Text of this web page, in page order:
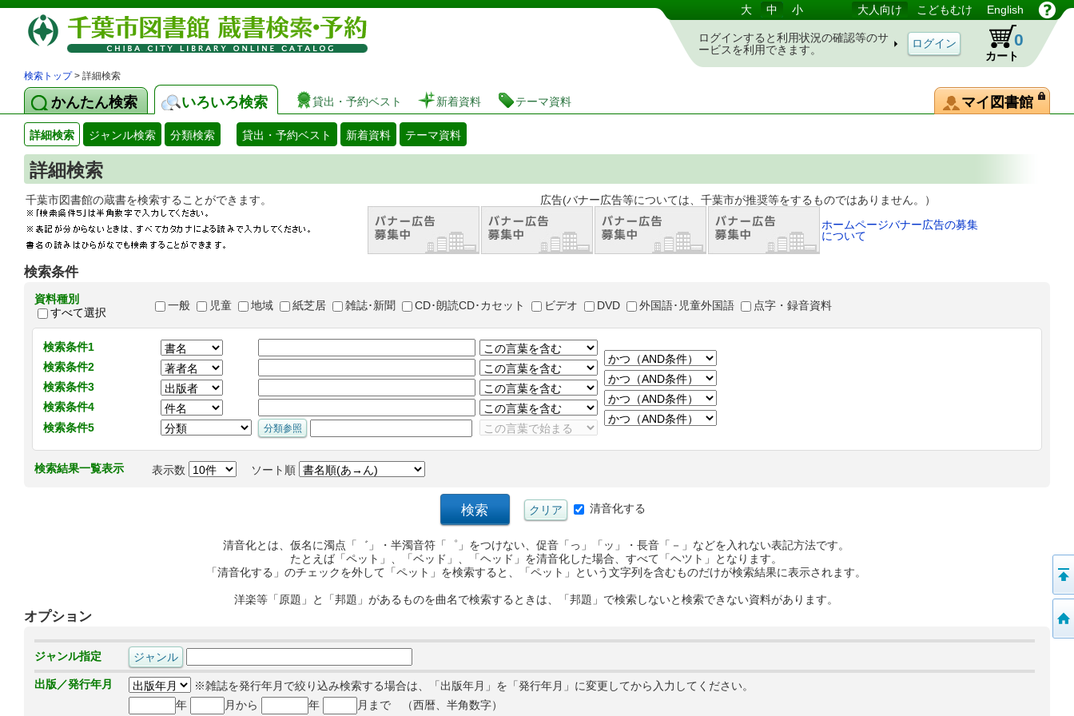
図書館 蔵書検索・予約システム 大 中 小 大人向け こどもむけ English
ログインすると利用状況の確認等のサ
ービスを利用できます。
カート
0
検索トップ> 詳細検索
かんたん検索 いろいろ検索 貸出・予約ベスト 新着資料 テーマ資料 マイ図書館
詳細検索 ジャンル検索 分類検索 貸出・予約ベスト 新着資料 テーマ資料
詳細検索
千葉市図書館の蔵書を検索することができます。 広告(バナー広告等については、千葉市が推奨等をするものではありません。）
ホームページバナー広告の募集
について
検索条件
資料種別
すべて選択
一般 児童 地域 紙芝居 雑誌･新聞 CD･朗読CD･カセット ビデオ DVD 外国語･児童外国語 点字・録音資料
検索条件1
検索条件2
検索条件3
検索条件4
検索条件5
検索結果一覧表示 表示数 ソート順
清音化する
清音化とは、仮名に濁点「゛」・半濁音符「゜」をつけない、促音「っ」「ッ」・長音「－」などを入れない表記方法です。
たとえば「ペット」、「ベッド」、「ヘッド」を清音化した場合、すべて「ヘツト」となります。
「清音化する」のチェックを外して「ペット」を検索すると、「ペット」という文字列を含むものだけが検索結果に表示されます。
洋楽等「原題」と「邦題」があるものを曲名で検索するときは、「邦題」で検索しないと検索できない資料があります。
オプション
ジャンル指定
出版／発行年月
※雑誌を発行年月で絞り込み検索する場合は、「出版年月」を「発行年月」に変更してから入力してください。
年
月から 年 月まで （西暦、半角数字）